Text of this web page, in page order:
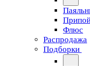
Флюс
Распродажа
Подборки